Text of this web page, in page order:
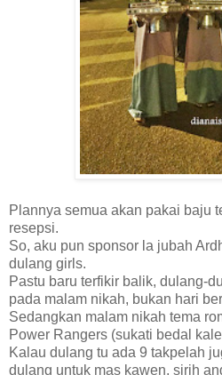
Plannya semua akan pakai baju
resepsi.
So, aku pun sponsor la jubah
dulang girls.
Pastu baru terfikir balik, dulang-
pada malam nikah, bukan hari
Sedangkan malam nikah tema
Power Rangers (sukati bedal
Kalau dulang tu ada 9 takpelah
dulang untuk mas kawen, sirih